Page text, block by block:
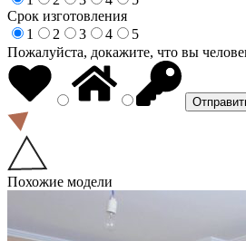
Срок изготовления
1
2 3 4
5
Пожалуйста, докажите, что вы
Похожие модели